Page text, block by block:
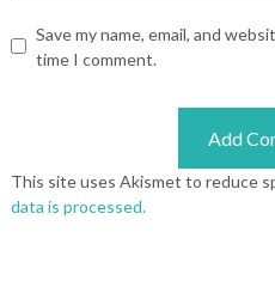
Save my name, email, and
time I comment.
This site uses Akismet to reduce
data is processed.